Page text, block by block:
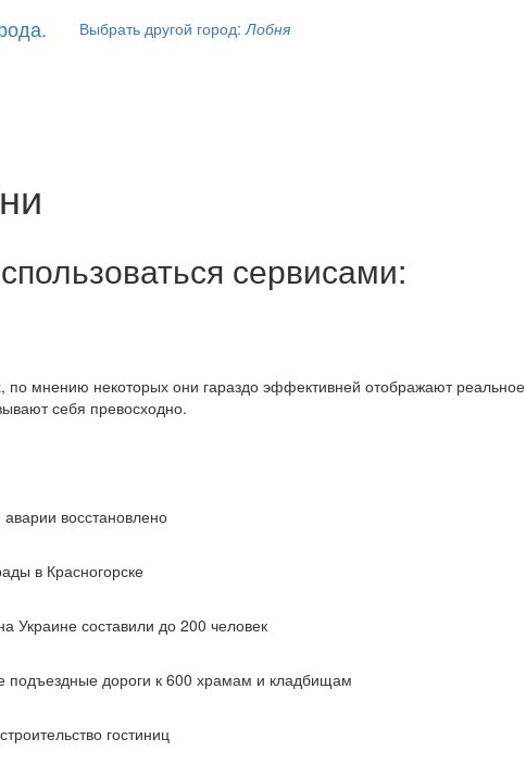
Выбрать другой город:Лобня
сервисами:
по мнению некоторых они гараздо эффективней отображают реальное
себя превосходно.
восстановлено
в Красногорске
Украине составили до 200 человек
подъездные дороги к 600 храмам и кладбищам
гостиниц